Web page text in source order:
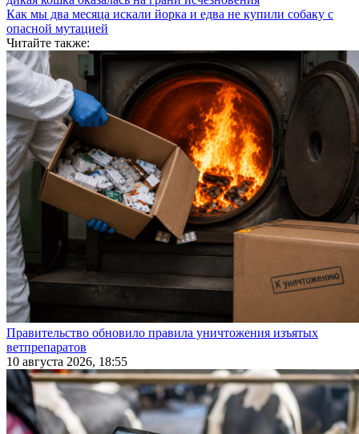
Как мы два месяца искали йорка и едва не купили собаку с
опасной мутацией
Читайте также:
Правительство обновило правила уничтожения изъятых
ветпрепаратов
10 августа 2026, 18:55